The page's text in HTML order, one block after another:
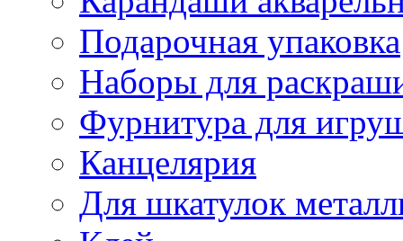
Подарочная упаковка
Наборы для
Фурнитура для
Канцелярия
Для шкатулок